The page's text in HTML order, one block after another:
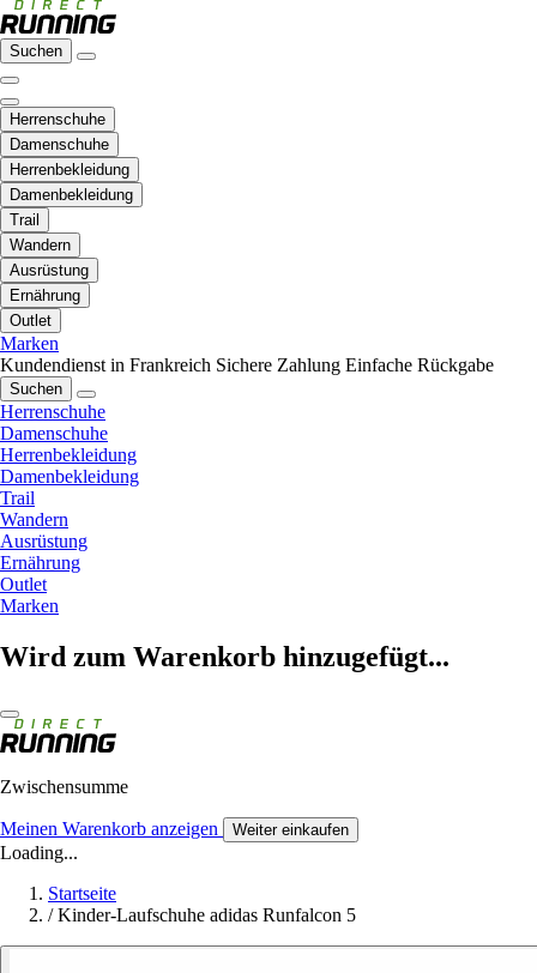
Suchen
Herrenschuhe
Damenschuhe
Herrenbekleidung
Damenbekleidung
Trail
Wandern
Ausrüstung
Ernährung
Outlet
Marken
Kundendienst in Frankreich Sichere Zahlung Einfache Rückgabe
Suchen
Herrenschuhe
Damenschuhe
Herrenbekleidung
Damenbekleidung
Trail
Wandern
Ausrüstung
Ernährung
Outlet
Marken
Wird zum Warenkorb hinzugefügt...
Zwischensumme
Meinen Warenkorb anzeigen Weiter einkaufen
Loading...
Startseite
/ Kinder-Laufschuhe adidas Runfalcon 5